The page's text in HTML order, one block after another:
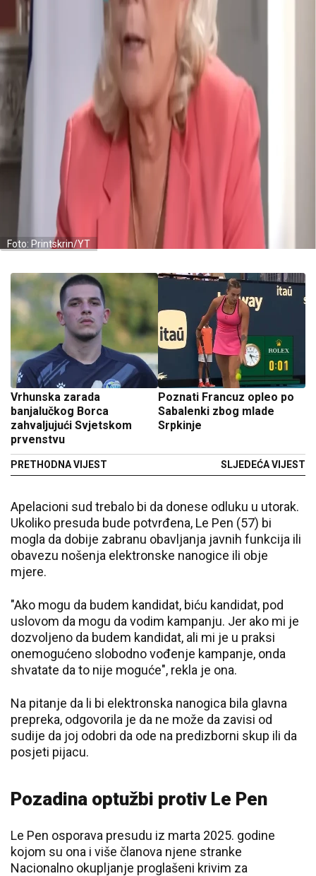
Foto: Printskrin/YT
Vrhunska zarada
banjalučkog Borca
zahvaljujući Svjetskom
prvenstvu
PRETHODNA VIJEST
Poznati Francuz opleo po
Sabalenki zbog mlade
Srpkinje
SLJEDEĆA VIJEST
Apelacioni sud trebalo bi da donese odluku u utorak.
Ukoliko presuda bude potvrđena, Le Pen (57) bi
mogla da dobije zabranu obavljanja javnih funkcija ili
obavezu nošenja elektronske nanogice ili obje
mjere.
"Ako mogu da budem kandidat, biću kandidat, pod
uslovom da mogu da vodim kampanju. Jer ako mi je
dozvoljeno da budem kandidat, ali mi je u praksi
onemogućeno slobodno vođenje kampanje, onda
shvatate da to nije moguće", rekla je ona.
Na pitanje da li bi elektronska nanogica bila glavna
prepreka, odgovorila je da ne može da zavisi od
sudije da joj odobri da ode na predizborni skup ili da
posjeti pijacu.
Pozadina optužbi protiv Le Pen
Le Pen osporava presudu iz marta 2025. godine
kojom su ona i više članova njene stranke
Nacionalno okupljanje proglašeni krivim za